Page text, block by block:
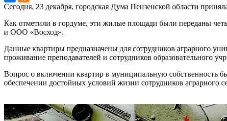
Сегодня, 23 декабря, городская Дума Пензенской области
Как отметили в гордуме, эти жилые площади были переданы
и ООО «Восход».
Данные квартиры предназначены для сотрудников аграрного
проживание преподавателей и сотрудников образовательного
Вопрос о включении квартир в муниципальную собственность
обеспечении достойных условий жизни сотрудников аграрного